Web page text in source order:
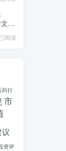
经
阅读
药行
市
资评